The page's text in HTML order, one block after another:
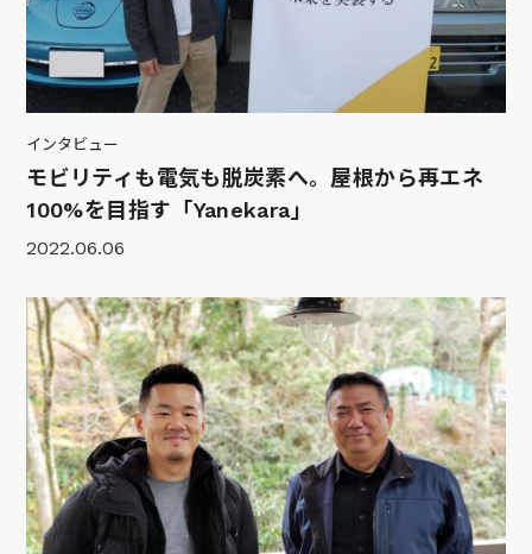
インタビュー
モビリティも電気も脱炭素へ。屋根から再エネ
100%を目指す「Yanekara」
2022.06.06